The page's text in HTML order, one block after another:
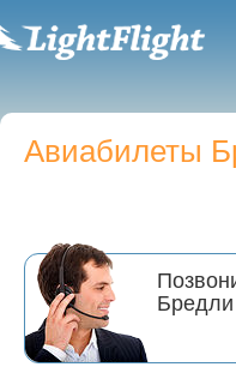
Авиабилеты